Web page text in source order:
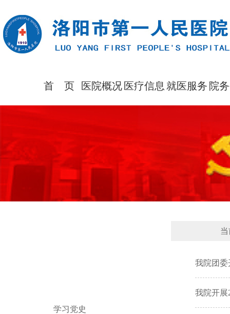
首 页 医院概况 医疗信息 就医服务 院
学习党史
当
我院团委
我院开展